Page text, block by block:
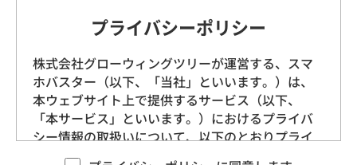
プライバシーポリシー
株式会社グローウィングツリーが運営する、スマ
ホバスター（以下、「当社」といいます。）は、
本ウェブサイト上で提供するサービス（以下、
「本サービス」といいます。）におけるプライバ
シー情報の取扱いについて、以下のとおりプライ
バシーポリシー（以下、「本ポリシー」といいま